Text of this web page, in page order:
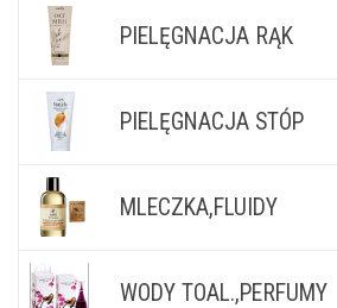
PIELĘGNACJA RĄK
PIELĘGNACJA STÓP
MLECZKA,FLUIDY
WODY TOAL.,PERFUMY